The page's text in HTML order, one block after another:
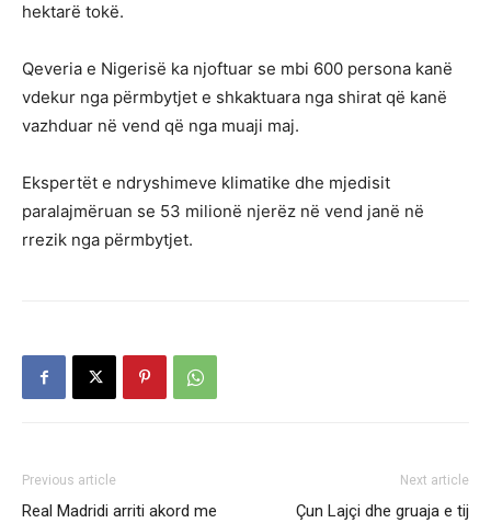
hektarë tokë.
Qeveria e Nigerisë ka njoftuar se mbi 600 persona kanë
vdekur nga përmbytjet e shkaktuara nga shirat që kanë
vazhduar në vend që nga muaji maj.
Ekspertët e ndryshimeve klimatike dhe mjedisit
paralajmëruan se 53 milionë njerëz në vend janë në
rrezik nga përmbytjet.
Previous article
Real Madridi arriti akord me
Next article
Çun Lajçi dhe gruaja e tij